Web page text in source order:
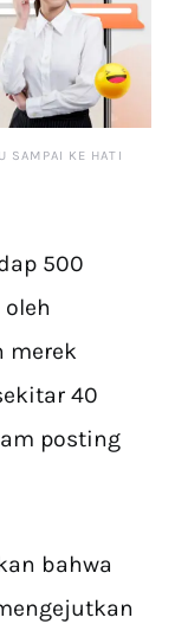
SAMPAI KE HATI
500
merek
40
posting
bahwa